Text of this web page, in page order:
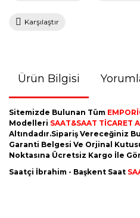
Karşılaştır
Ürün Bilgisi
Sitemizde Bulunan Tüm
Modelleri SAAT&SAAT TİCARET
Altındadır.Sipariş Vereceğiniz
Garanti Belgesi Ve Orjinal
Noktasına Ücretsiz Kargo İle
Saatçi İbrahim - Başkent Saat